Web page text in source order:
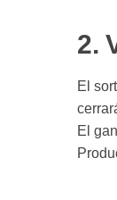
2.
El
El